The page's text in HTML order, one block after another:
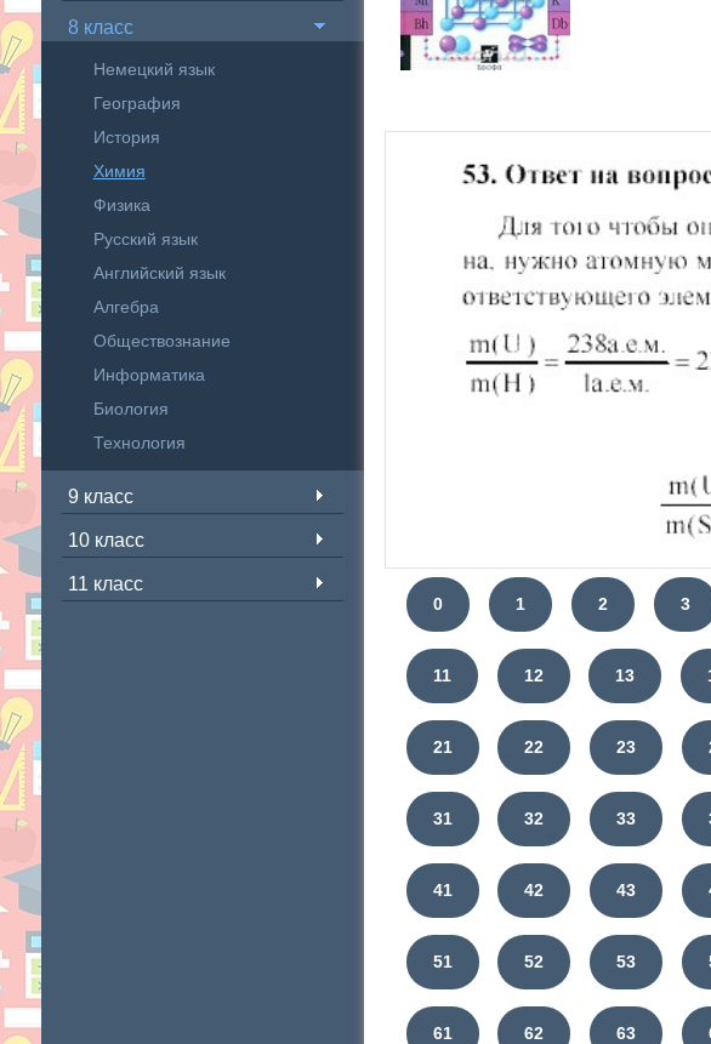
8 класс
Немецкий язык
География
История
Химия
Физика
Русский язык
Английский язык
Алгебра
Обществознание
Информатика
Биология
Технология
9 класс
10 класс
11 класс
0 1 2 3
11 12 13
21 22 23
31 32 33
41 42 43
51 52 53
61 62 63